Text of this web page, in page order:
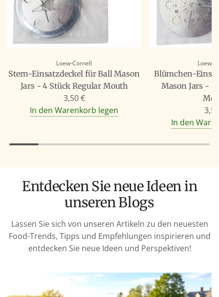
Loew-Cornell
Stern-Einsatzdeckel für Ball Mason
Jars - 4 Stück Regular Mouth
3,50 €
In den Warenkorb legen
Loew-
Blümchen-
Mason Jars - 4
In den
Entdecken Sie neue Ideen in
unseren Blogs
Lassen Sie sich von unseren Artikeln zu den neuesten
Food-Trends, Tipps und Empfehlungen inspirieren und
entdecken Sie neue Ideen und Perspektiven!